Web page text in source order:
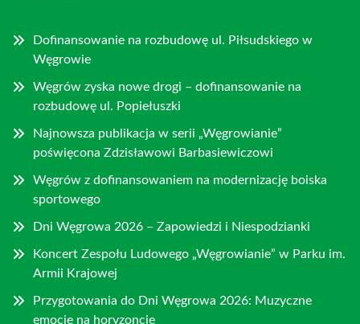
Dofinansowanie na rozbudowę ul. Piłsudskiego w
Węgrowie
Węgrów zyska nowe drogi – dofinansowanie na
rozbudowę ul. Popiełuszki
Najnowsza publikacja w serii „Węgrowianie”
poświęcona Zdzisławowi Barbasiewiczowi
Węgrów z dofinansowaniem na modernizację boiska
sportowego
Dni Węgrowa 2026 – Zapowiedzi i Niespodzianki
Koncert Zespołu Ludowego „Węgrowianie” w Parku im.
Armii Krajowej
Przygotowania do Dni Węgrowa 2026: Muzyczne
emocje na horyzoncie